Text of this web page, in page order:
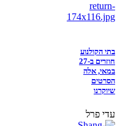
בתי הקולנוע
חוזרים ב-27
במאי, אלה
הסרטים
שיוקרנו
עדי פרל